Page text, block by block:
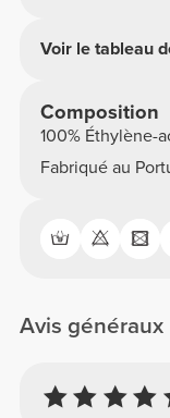
Voir le tableau
Composition
100% Éthylène-
Fabriqué au
Avis généraux